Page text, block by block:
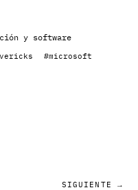
y software
#microsoft
SIGUIENTE →